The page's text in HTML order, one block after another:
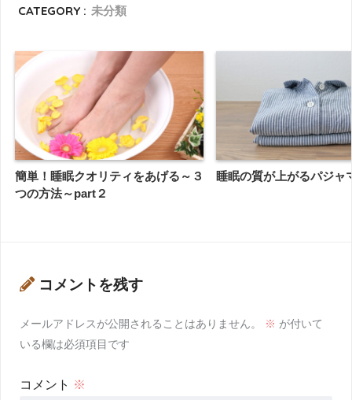
CATEGORY : 未分類
簡単！睡眠クオリティをあげる～３
つの方法～part２
睡眠の質が上がるパジャ
コメントを残す
メールアドレスが公開されることはありません。 ※ が付いて
いる欄は必須項目です
コメント ※